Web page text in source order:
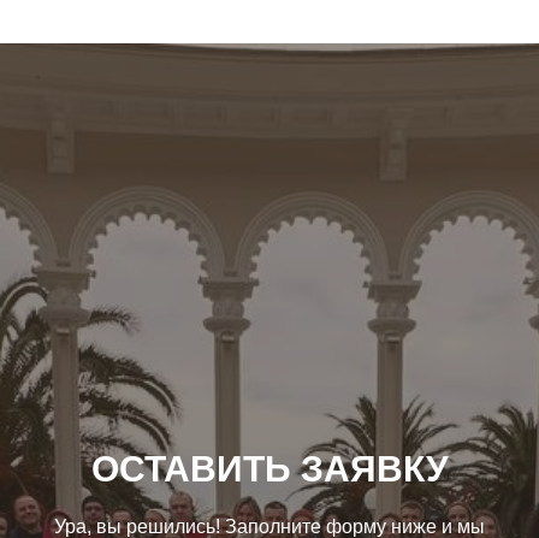
ОСТАВИТЬ ЗАЯВКУ
Ура, вы решились! Заполните форму ниже и мы